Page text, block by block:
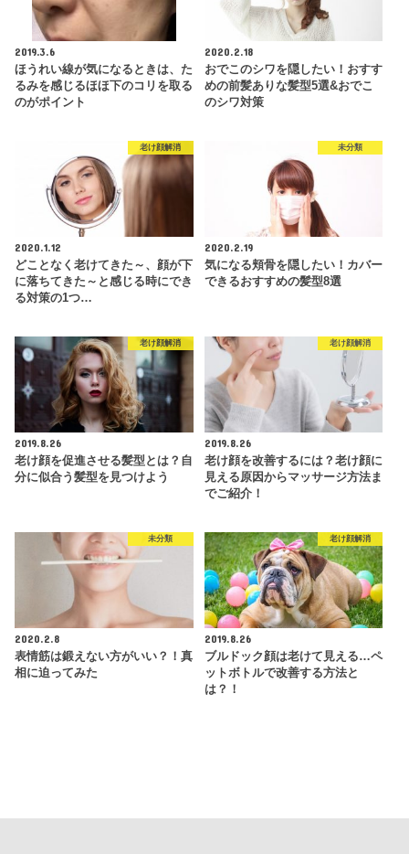
2019.3.6
ほうれい線が気になるときは、た
るみを感じるほほ下のコリを取る
のがポイント
2020.2.18
おでこのシワを隠したい！おすす
めの前髪ありな髪型5選&おでこ
のシワ対策
老け顔解消
2020.1.12
どことなく老けてきた～、顔が下
に落ちてきた～と感じる時にでき
る対策の1つ…
未分類
2020.2.19
気になる頬骨を隠したい！カバー
できるおすすめの髪型8選
老け顔解消
2019.8.26
老け顔を促進させる髪型とは？自
分に似合う髪型を見つけよう
老け顔解消
2019.8.26
老け顔を改善するには？老け顔に
見える原因からマッサージ方法ま
でご紹介！
未分類
2020.2.8
表情筋は鍛えない方がいい？！真
相に迫ってみた
老け顔解消
2019.8.26
ブルドック顔は老けて見える…ペ
ットボトルで改善する方法と
は？！